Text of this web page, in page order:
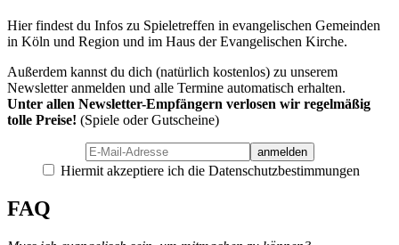
Hier findest du Infos zu Spieletreffen in evangelischen Gemeinden
in Köln und Region und im Haus der Evangelischen Kirche.
Außerdem kannst du dich (natürlich kostenlos) zu unserem
Newsletter anmelden und alle Termine automatisch erhalten.
Unter allen Newsletter-Empfängern verlosen wir regelmäßig
tolle Preise! (Spiele oder Gutscheine)
Hiermit akzeptiere ich die Datenschutzbestimmungen
FAQ